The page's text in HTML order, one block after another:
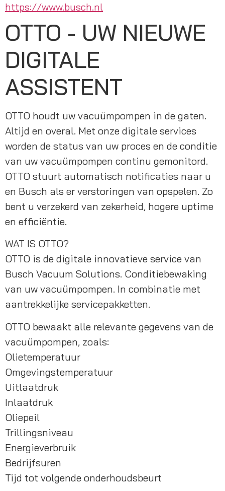
https://www.busch.nl
OTTO - UW NIEUWE
DIGITALE
ASSISTENT
OTTO houdt uw vacuümpompen in de gaten.
Altijd en overal. Met onze digitale services
worden de status van uw proces en de conditie
van uw vacuümpompen continu gemonitord.
OTTO stuurt automatisch notificaties naar u
en Busch als er verstoringen van opspelen. Zo
bent u verzekerd van zekerheid, hogere uptime
en efficiëntie.
WAT IS OTTO?
OTTO is de digitale innovatieve service van
Busch Vacuum Solutions. Conditiebewaking
van uw vacuümpompen. In combinatie met
aantrekkelijke servicepakketten.
OTTO bewaakt alle relevante gegevens van de
vacuümpompen, zoals:
Olietemperatuur
Omgevingstemperatuur
Uitlaatdruk
Inlaatdruk
Oliepeil
Trillingsniveau
Energieverbruik
Bedrijfsuren
Tijd tot volgende onderhoudsbeurt